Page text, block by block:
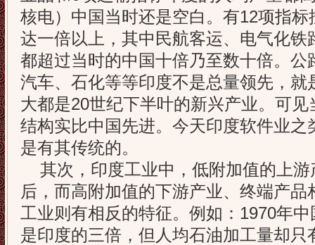
核电）中国当时还是空白。有12项指
达一倍以上，其中民航客运、电气化铁
都超过当时的中国十倍乃至数十倍。公
汽车、石化等等印度不是总量领先，就
大都是20世纪下半叶的新兴产业。可
结构实比中国先进。今天印度软件业之
是有其传统的。
其次，印度工业中，低附加值的上游
后，而高附加值的下游产业、终端产
工业则有相反的特征。例如：1970年
是印度的三倍，但人均石油加工量却